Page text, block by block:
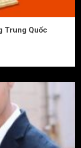
Trung Quốc